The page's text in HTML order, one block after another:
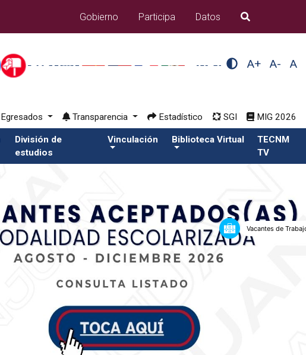
Gobierno
Participa Datos B�squeda
A+ A- A
Egresados Transparencia Estadístico SGI MIG 2026
División de
estudios
Vinculación Biblioteca Virtual
TECNM
TV